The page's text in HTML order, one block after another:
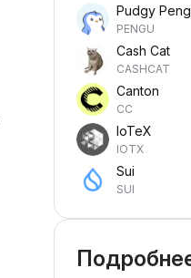
Pudgy
PENGU
Cash Cat
CASHCAT
Canton
CC
IoTeX
IOTX
Sui
SUI